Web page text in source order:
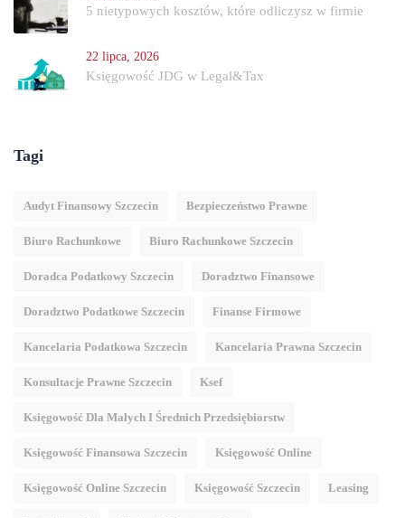
5 nietypowych kosztów, które odliczysz w firmie
22 lipca, 2026
Księgowość JDG w Legal&Tax
Tagi
Audyt Finansowy Szczecin Bezpieczeństwo Prawne
Biuro Rachunkowe Biuro Rachunkowe Szczecin
Doradca Podatkowy Szczecin Doradztwo Finansowe
Doradztwo Podatkowe Szczecin Finanse Firmowe
Kancelaria Podatkowa Szczecin Kancelaria Prawna Szczecin
Konsultacje Prawne Szczecin Ksef
Księgowość Dla Małych I Średnich Przedsiębiorstw
Księgowość Finansowa Szczecin Księgowość Online
Księgowość Online Szczecin Księgowość Szczecin Leasing